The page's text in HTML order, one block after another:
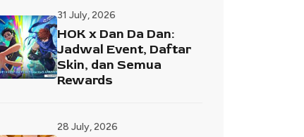
31 July, 2026
HOK x Dan Da Dan:
Jadwal Event, Daftar
Skin, dan Semua
Rewards
28 July, 2026